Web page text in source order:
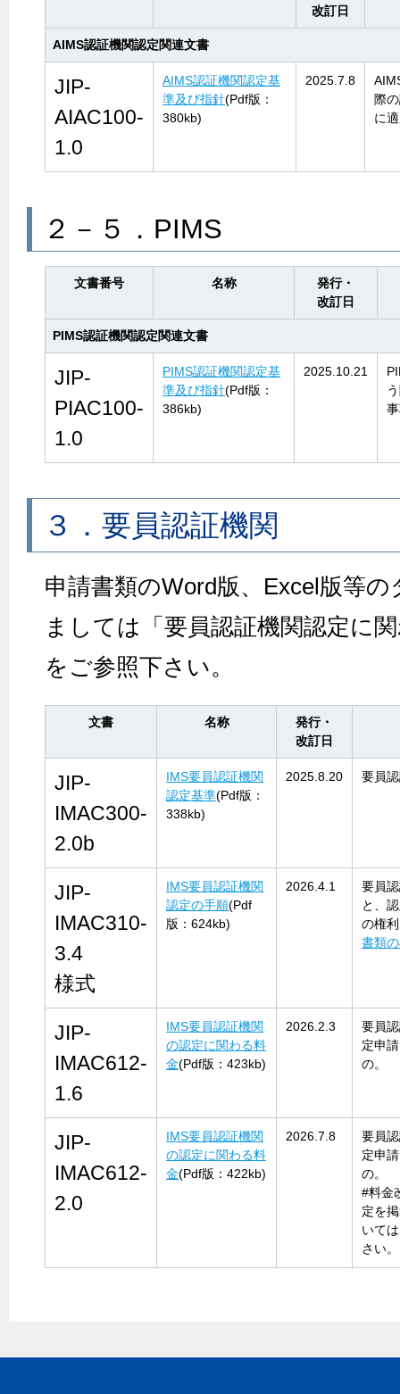
改訂日
AIMS認証機関認定関連文書
JIP-
AIAC100-
1.0
AIMS認証機関認定基
準及び指針(Pdf版：
380kb)
2025.7.8
際
に
２－５．PIMS
文書番号 名称
発行・
改訂日
PIMS認証機関認定関連文書
JIP-
PIAC100-
1.0
PIMS認証機関認定基
準及び指針(Pdf版：
386kb)
2025.10.21
３．要員認証機関
申請書類のWord版、Excel版等
ましては「要員認証機関認定に
をご参照下さい。
文書 名称
発行・
改訂日
JIP-
IMAC300-
2.0b
IMS要員認証機関
認定基準(Pdf版：
338kb)
2025.8.20 要員
JIP-
IMAC310-
3.4
様式
IMS要員認証機関
認定の手順(Pdf
版：624kb)
2026.4.1
要員
と、
の権
書類
JIP-
IMAC612-
1.6
IMS要員認証機関
の認定に関わる料
金(Pdf版：423kb)
2026.2.3
要員
定申
の。
JIP-
IMAC612-
2.0
IMS要員認証機関
の認定に関わる料
金(Pdf版：422kb)
2026.7.8
要員
定申
の。
#料金
定を
いて
さい。